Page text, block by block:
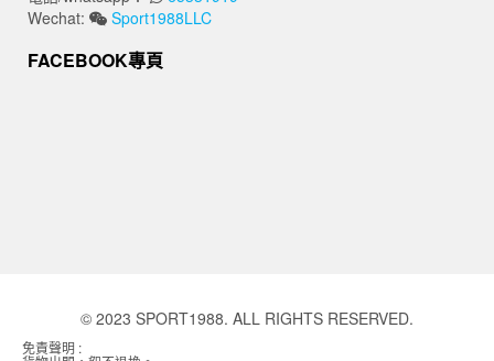
Wechat:
Sport1988LLC
FACEBOOK專頁
© 2023 SPORT1988. ALL RIGHTS RESERVED.
免責聲明 :